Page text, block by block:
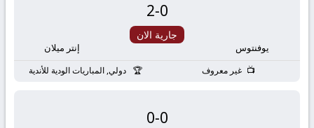
مباريات
يوفنتوس
0
-
2
جارية الان
إنتر ميلان
غير معروف دولي, المباريات الودية للأندية
0
-
0